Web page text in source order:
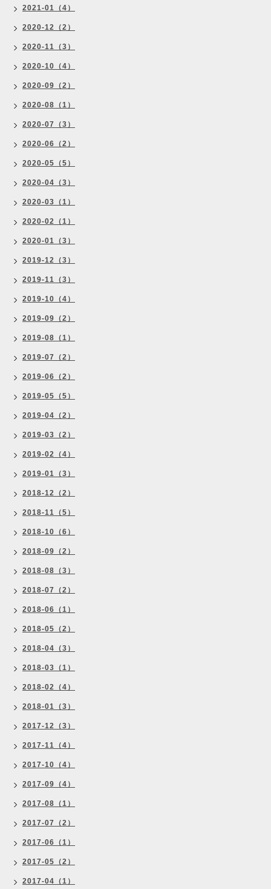
2021-01（4）
2020-12（2）
2020-11（3）
2020-10（4）
2020-09（2）
2020-08（1）
2020-07（3）
2020-06（2）
2020-05（5）
2020-04（3）
2020-03（1）
2020-02（1）
2020-01（3）
2019-12（3）
2019-11（3）
2019-10（4）
2019-09（2）
2019-08（1）
2019-07（2）
2019-06（2）
2019-05（5）
2019-04（2）
2019-03（2）
2019-02（4）
2019-01（3）
2018-12（2）
2018-11（5）
2018-10（6）
2018-09（2）
2018-08（3）
2018-07（2）
2018-06（1）
2018-05（2）
2018-04（3）
2018-03（1）
2018-02（4）
2018-01（3）
2017-12（3）
2017-11（4）
2017-10（4）
2017-09（4）
2017-08（1）
2017-07（2）
2017-06（1）
2017-05（2）
2017-04（1）